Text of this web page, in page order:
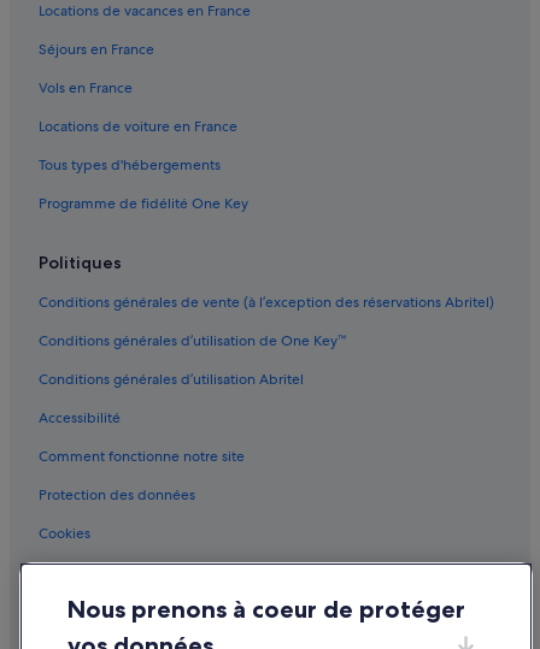
Auckland : hôtels Hôtels avec centre de fitness
Auckland : hôtels Hôtels pour faire du shopping
Auckland : hôtels Hôtels avec spa
Auckland : hôtels Hôtels d’aventure
Auckland : hôtels Hôtels tout compris
Auckland : hôtels Séjours réservés aux adultes
Auckland : hôtels Hôtels au ski
Auckland : hôtels
Auckland : Lodges
Auckland : Maisons de ville
Auckland : Palaces
Auckland : Motels
Auckland : Ranchs
Auckland : Résidences de vacances
Bayswater : hôtels
Casino SkyCity : hôtels à proximité
Locations de vacances en France
Séjours en France
Vols en France
Locations de voiture en France
Tous types d'hébergements
Programme de fidélité One Key
Politiques
Conditions générales de vente (à l’exception des réservations Abritel)
Conditions générales d’utilisation de One Key™
Conditions générales d’utilisation Abritel
Accessibilité
Comment fonctionne notre site
Protection des données
Cookies
Mentions légales / Nous contacter
Nous prenons à coeur de protéger